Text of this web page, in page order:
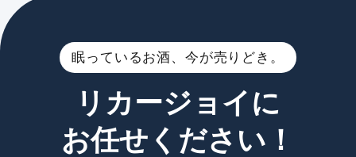
眠っているお酒、今が売りどき。
リカージョイに
お任せください！